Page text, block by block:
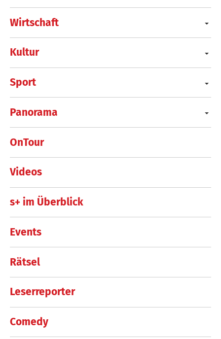
Wirtschaft
Kultur
Sport
Panorama
OnTour
Videos
s+ im Überblick
Events
Rätsel
Leserreporter
Comedy